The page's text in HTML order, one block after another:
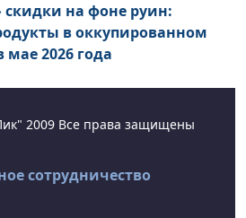
на фоне руин:
в оккупированном
мае 2026 года
2009 Все права защищены
сотрудничество